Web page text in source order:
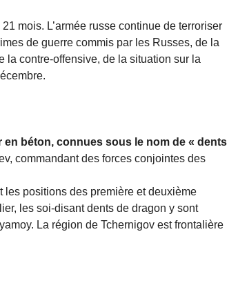
mois. L’armée russe continue de terroriser
de guerre commis par les Russes, de la
la contre-offensive, de la situation sur la
en béton, connues sous le nom de « dents
commandant des forces conjointes des
les positions des première et deuxième
les soi-disant dents de dragon y sont
La région de Tchernigov est frontalière